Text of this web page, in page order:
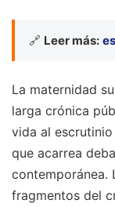
🔗 Leer más:
La maternidad
larga crónica
vida al
que acarrea
contemporánea.
fragmentos del